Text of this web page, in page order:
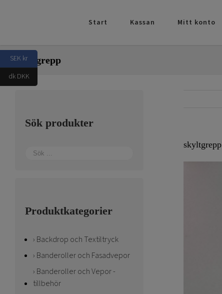
Start Kassan Mitt konto
skyltgrepp
skyltgrepp
Sök produkter
Produktkategorier
Backdrop och Textiltryck
Banderoller och Fasadvepor
Banderoller och Vepor -
tillbehör
SEK kr
dk DKK